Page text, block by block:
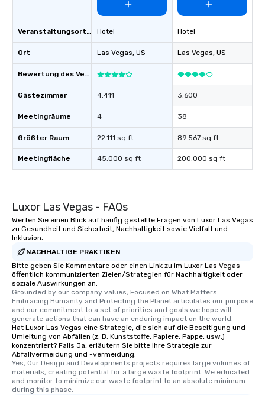
from the restaurant
those Instagram
For added ease, we
transportation pick-
as well as an event
for groups that desire
glittering lights of The
Memorable
Smacking Foodie
experienced, and all
last. It’s an
One of the best
convenient and
restaurants are within
walking distance of
short stroll allows
members a chance to
networking
heading to the next
itinerary. You Get a Dinner and a Show
Our tours offer an
Veranstaltungsortstyp
Ort
Bewertung des Veranstaltungsortes
Gästezimmer
Meetingräume
Größter Raum
Meetingfläche
Hotel
Las Vegas, US
4.411
4
22.111 sq ft
45.000 sq ft
Hotel
Las Vegas, US
3.600
38
89.567 sq ft
200.000 sq ft
Luxor Las Vegas - FAQs
Werfen Sie einen Blick auf häufig gestellte Fragen von Luxor Las Vegas
zu Gesundheit und Sicherheit, Nachhaltigkeit sowie Vielfalt und
Inklusion.
NACHHALTIGE PRAKTIKEN
Bitte geben Sie Kommentare oder einen Link zu im Luxor Las Vegas
öffentlich kommunizierten Zielen/Strategien für Nachhaltigkeit oder
soziale Auswirkungen an.
Grounded by our company values, Focused on What Matters:
Embracing Humanity and Protecting the Planet articulates our purpose
and our commitment to a set of priorities and goals we hope will
generate actions that can have an enduring impact on the world.
Hat Luxor Las Vegas eine Strategie, die sich auf die Beseitigung und
Umleitung von Abfällen (z. B. Kunststoffe, Papiere, Pappe, usw.)
konzentriert? Falls Ja, erläutern Sie bitte Ihre Strategie zur
Abfallvermeidung und -vermeidung.
Yes, Our Design and Developments projects requires large volumes of
materials, creating potential for a large waste footprint. We educated
and monitor to minimize our waste footprint to an absolute minimum
during this phase.